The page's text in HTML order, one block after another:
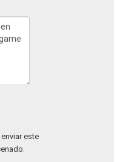
este